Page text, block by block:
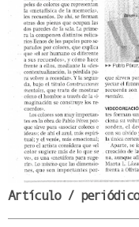
Artículo / periódico